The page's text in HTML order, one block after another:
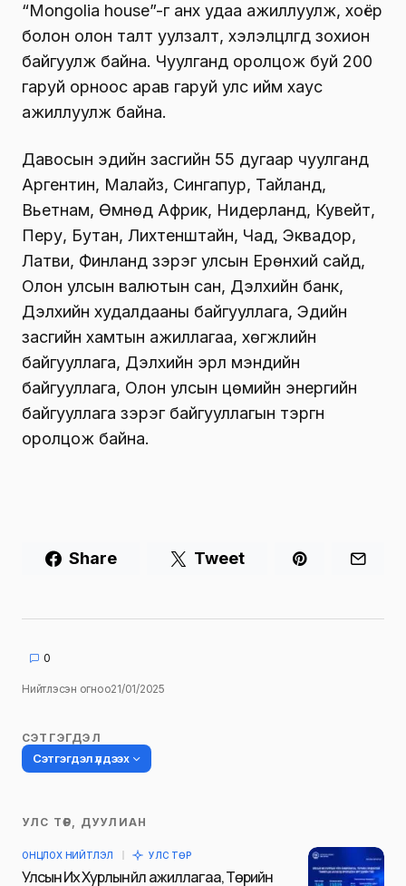
“Mongolia house”-г анх удаа ажиллуулж, хоёр
болон олон талт уулзалт, хэлэлцүүлгүүд зохион
байгуулж байна. Чуулганд оролцож буй 200
гаруй орноос арав гаруй улс ийм хаус
ажиллуулж байна.
Давосын эдийн засгийн 55 дугаар чуулганд
Аргентин, Малайз, Сингапур, Тайланд,
Вьетнам, Өмнөд Африк, Нидерланд, Кувейт,
Перу, Бутан, Лихтенштайн, Чад, Эквадор,
Латви, Финланд зэрэг улсын Ерөнхий сайд,
Олон улсын валютын сан, Дэлхийн банк,
Дэлхийн худалдааны байгууллага, Эдийн
засгийн хамтын ажиллагаа, хөгжлийн
байгууллага, Дэлхийн эрүүл мэндийн
байгууллага, Олон улсын цөмийн энергийн
байгууллага зэрэг байгууллагын тэргүүн
оролцож байна.
Share Tweet
0
Нийтлэсэн огноо21/01/2025
СЭТГЭГДЭЛ
Сэтгэгдэл үлдээх
Таны имэйл хаягийг нийтлэхгүй.
УЛС ТӨР, ДУУЛИАН
ОНЦЛОХ НИЙТЛЭЛ УЛС ТӨР
Улсын Их Хурлын үйл ажиллагаа, Төрийн